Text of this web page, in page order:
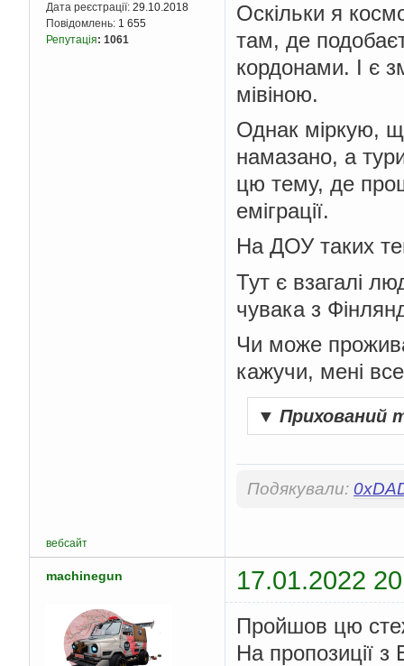
Дата реєстрації: 29.10.2018
Повідомлень: 1 655
Репутація: 1061
Оскільки я
там, де
кордонами. І є
мівіною.
Однак міркую,
намазано, а
цю тему, де
еміграції.
На ДОУ таких
Тут є взагалі
чувака з
Чи може
кажучи, мені
▼ Прихований
Подякували:
вебсайт
machinegun 17.01.2022
Пройшов цю
На пропозиції з